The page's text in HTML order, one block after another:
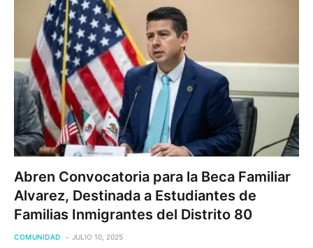
Abren Convocatoria para la Beca Familiar
Alvarez, Destinada a Estudiantes de
Familias Inmigrantes del Distrito 80
COMUNIDAD JULIO 10, 2025